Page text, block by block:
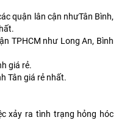
quận lân cận nhưTân Bình,
TPHCM như Long An, Bình
giá rẻ.
Tân giá rẻ nhất.
xảy ra tình trạng hỏng hóc